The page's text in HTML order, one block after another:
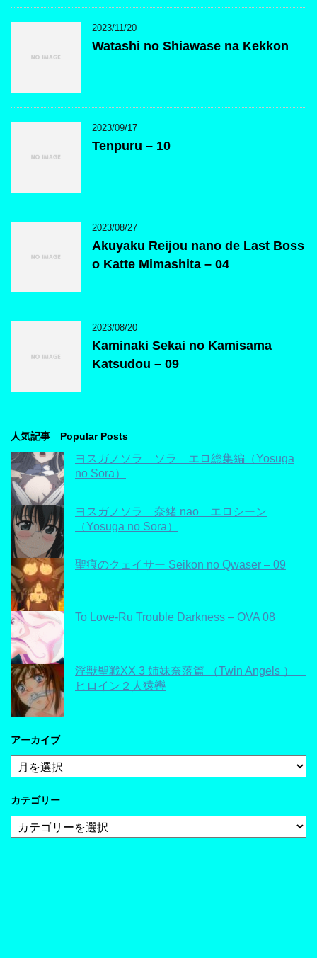
2023/11/20
Watashi no Shiawase na Kekkon
2023/09/17
Tenpuru – 10
2023/08/27
Akuyaku Reijou nano de Last Boss
o Katte Mimashita – 04
2023/08/20
Kaminaki Sekai no Kamisama
Katsudou – 09
人気記事 Popular Posts
ヨスガノソラ ソラ エロ総集編（Yosuga
no Sora）
ヨスガノソラ 奈緒 nao エロシーン
（Yosuga no Sora）
聖痕のクェイサー Seikon no Qwaser – 09
To Love-Ru Trouble Darkness – OVA 08
淫獣聖戦XX 3 姉妹奈落篇 （Twin Angels ）
ヒロイン２人猿轡
アーカイブ
ア
ー
イ
カテゴリー
テ